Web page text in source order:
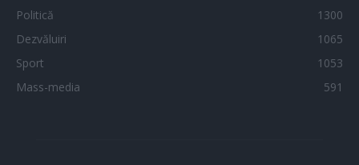
Politică
1300
Dezvăluiri
1065
Sport
1053
Mass-media
591